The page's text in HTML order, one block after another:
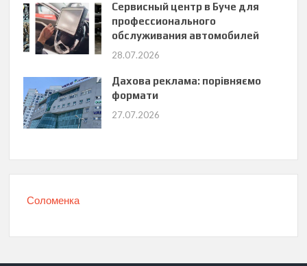
Сервисный центр в Буче для
профессионального
обслуживания автомобилей
28.07.2026
Дахова реклама: порівняємо
формати
27.07.2026
Соломенка